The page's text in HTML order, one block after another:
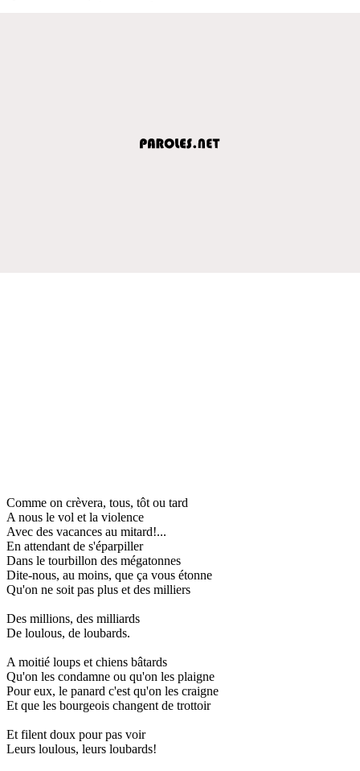
Comme on crèvera, tous, tôt ou tard
A nous le vol et la violence
Avec des vacances au mitard!...
En attendant de s'éparpiller
Dans le tourbillon des mégatonnes
Dite-nous, au moins, que ça vous étonne
Qu'on ne soit pas plus et des milliers
Des millions, des milliards
De loulous, de loubards.
A moitié loups et chiens bâtards
Qu'on les condamne ou qu'on les plaigne
Pour eux, le panard c'est qu'on les craigne
Et que les bourgeois changent de trottoir
Et filent doux pour pas voir
Leurs loulous, leurs loubards!